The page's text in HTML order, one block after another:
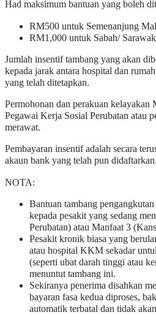
Had maksimum bantuan yang boleh
RM500 untuk Semenanjung
RM1,000 untuk Sabah/
Jumlah insentif tambang yang akan
kepada jarak antara hospital dan
yang telah ditetapkan.
Permohonan dan perakuan kelayakan
Pegawai Kerja Sosial Perubatan atau
merawat.
Pembayaran insentif adalah secara
akaun bank yang telah pun didaftarkan.
NOTA:
Bantuan tambang
kepada pesakit yang sedang
Perubatan) atau Manfaat 3
Pesakit kronik biasa yang
atau hospital KKM sekadar
(seperti ubat darah tinggi atau
menuntut tambang ini.
Sekiranya penerima disahkan
bayaran fasa kedua diproses,
automatik terbatal dan tidak